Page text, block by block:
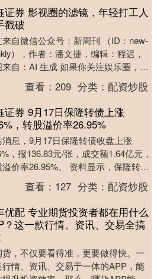
证券 影视圈的滤镜，年轻打工人
戳破
自微信公众号：新周刊 （ID：new-
），作者：潘文捷，编辑：程迟，
来自：AI 生成 如果你关注娱乐圈，可
发现近期声量最大的新闻，不是....
查看：209 分类：配资炒股
证券 9月17日保隆转债上涨
，转股溢价率26.95%
息，9月17日保隆转债收盘上涨
，报136.83元/张，成交额1.64亿元，
价率26.95%。 资料显示，保隆转债
级别为“AA”，债券期....
查看： 127 分类：配资炒股
优配 专业期货投资者都在用什么
？这一款行情、资讯、交易全搞
，不仅要看得准，更要做得快。一
情、资讯、交易于一体的APP，能